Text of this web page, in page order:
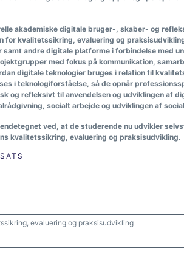
akademiske digitale bruger-, skaber- og
kvalitetssikring, evaluering og
andre digitale platforme i forbindelse med
med fokus på kommunikation,
digitale teknologier bruges i relation til
i teknologiforståelse, så de opnår
og refleksivt til anvendelsen og udviklingen af
socialt arbejde og udviklingen af
ved, at de studerende nu udvikler
kvalitetssikring, evaluering og praksisudvikling.
evaluering og praksisudvikling